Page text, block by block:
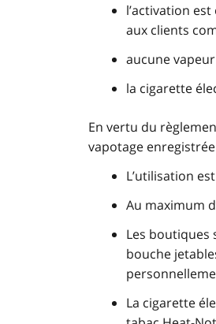
l’activation
aux clients
aucune
la cigarette
En vertu du
vapotage
L’utilisation
Au maximum
Les boutiques
bouche
La cigarette